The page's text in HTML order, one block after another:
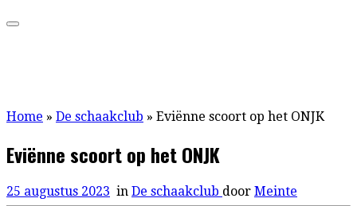
Home » De schaakclub » Eviënne scoort op het ONJK
Eviënne scoort op het ONJK
25 augustus 2023 in De schaakclub door Meinte